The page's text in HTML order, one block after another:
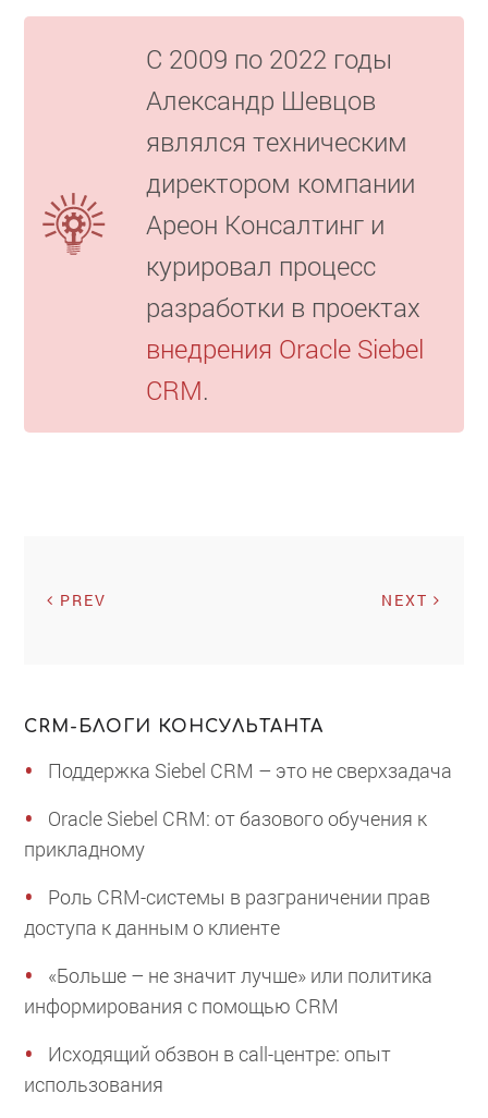
С 2009 по 2022 годы
Александр Шевцов
являлся техническим
директором компании
Ареон Консалтинг и
курировал процесс
разработки в проектах
внедрения Oracle Siebel
CRM.
PREV NEXT
CRM-БЛОГИ КОНСУЛЬТАНТА
Поддержка Siebel CRM – это не сверхзадача
Oracle Siebel CRM: от базового обучения к
прикладному
Роль CRM-системы в разграничении прав
доступа к данным о клиенте
«Больше – не значит лучше» или политика
информирования с помощью CRM
Исходящий обзвон в call-центре: опыт
использования